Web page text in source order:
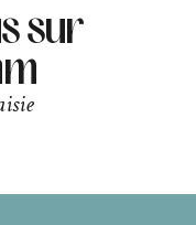
sur